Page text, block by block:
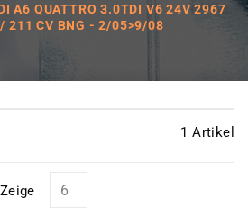
A6 QUATTRO 3.0TDI V6 24V 2967
/ 211 CV BNG - 2/05>9/08
1 Artikel
Zeige